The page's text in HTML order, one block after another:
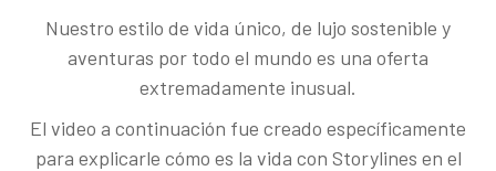
Nuestro estilo de vida único, de lujo sostenible y
aventuras por todo el mundo es una oferta
extremadamente inusual.
El video a continuación fue creado específicamente
para explicarle cómo es la vida con Storylines en el